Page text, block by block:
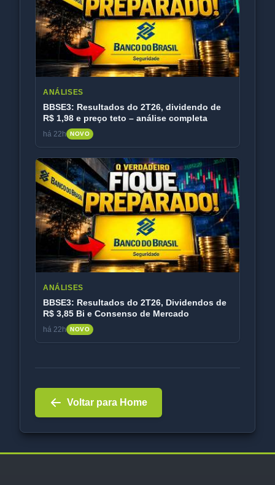
ANÁLISES
BBSE3: Resultados do 2T26, dividendo de
R$ 1,98 e preço teto – análise completa
há 22h NOVO
ANÁLISES
BBSE3: Resultados do 2T26, Dividendos de
R$ 3,85 Bi e Consenso de Mercado
há 22h NOVO
Voltar para Home